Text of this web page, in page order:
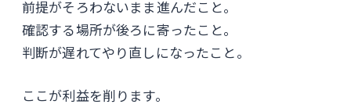
前提がそろわないまま進んだこと。
確認する場所が後ろに寄ったこと。
判断が遅れてやり直しになったこと。
ここが利益を削ります。